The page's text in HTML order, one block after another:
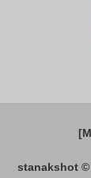
stanakshot ©